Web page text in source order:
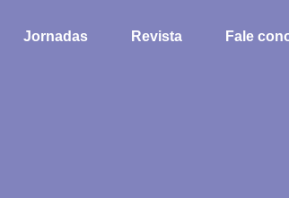
Jornadas Revista Fale